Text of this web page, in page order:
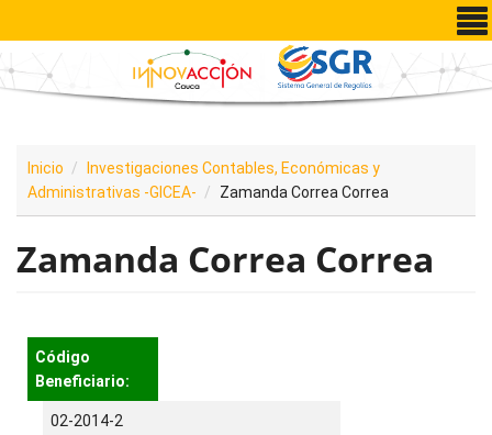
Pasar al contenido principal
Inicio
Investigaciones Contables, Económicas y
Administrativas -GICEA-
Zamanda Correa Correa
Zamanda Correa Correa
Código
Beneficiario:
02-2014-2